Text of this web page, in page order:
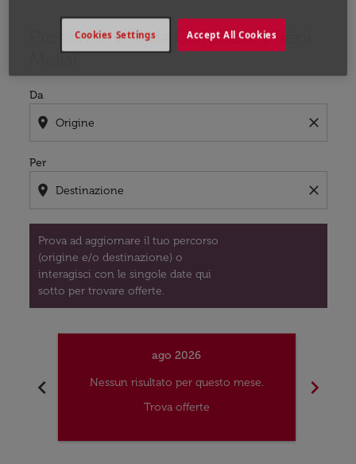
Prossimo voli da Cotonou a Béni
Mellal
Da
location_on close
Per
location_on close
Prova ad aggiornare il tuo percorso
(origine e/o destinazione) o
interagisci con le singole date qui
sotto per trovare offerte.
Prova ad aggiornare il tuo percorso (origine e/o
chevron_left
ago 2026
Nessun risultato per questo mese.
Trova offerte
chevron_right
Accept All Cookies
Cookies Settings